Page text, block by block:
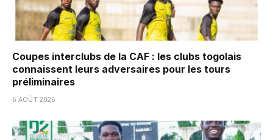
Coupes interclubs de la CAF : les clubs togolais
connaissent leurs adversaires pour les tours
préliminaires
6 AOÛT 2026